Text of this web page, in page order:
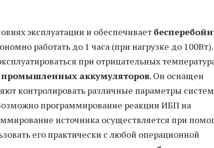
эксплуатации и обеспечивает
работать до 1 часа (при нагрузке до 100Вт).
при отрицательных
промышленных аккумуляторов. Он оснащен
контролировать различные параметры
программирование реакции ИБП на
источника осуществляется при
его практически с любой операционной